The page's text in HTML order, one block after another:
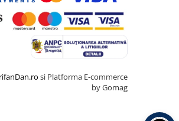
si Platforma E-commerce
by Gomag